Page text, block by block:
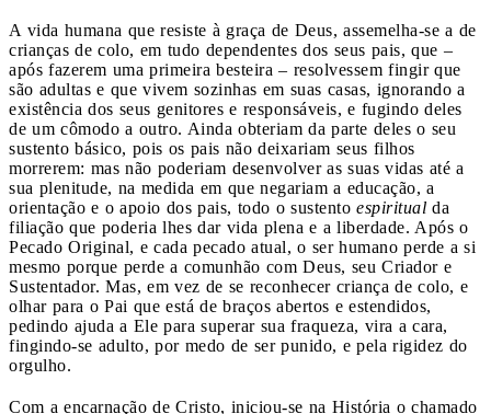
A vida humana que resiste à graça de Deus, assemelha-se a de
crianças de colo, em tudo dependentes dos seus pais, que –
após fazerem uma primeira besteira – resolvessem fingir que
são adultas e que vivem sozinhas em suas casas, ignorando a
existência dos seus genitores e responsáveis, e fugindo deles
de um cômodo a outro. Ainda obteriam da parte deles o seu
sustento básico, pois os pais não deixariam seus filhos
morrerem: mas não poderiam desenvolver as suas vidas até a
sua plenitude, na medida em que negariam a educação, a
orientação e o apoio dos pais, todo o sustento espiritual da
filiação que poderia lhes dar vida plena e a liberdade. Após o
Pecado Original, e cada pecado atual, o ser humano perde a si
mesmo porque perde a comunhão com Deus, seu Criador e
Sustentador. Mas, em vez de se reconhecer criança de colo, e
olhar para o Pai que está de braços abertos e estendidos,
pedindo ajuda a Ele para superar sua fraqueza, vira a cara,
fingindo-se adulto, por medo de ser punido, e pela rigidez do
orgulho.
Com a encarnação de Cristo, iniciou-se na História o chamado